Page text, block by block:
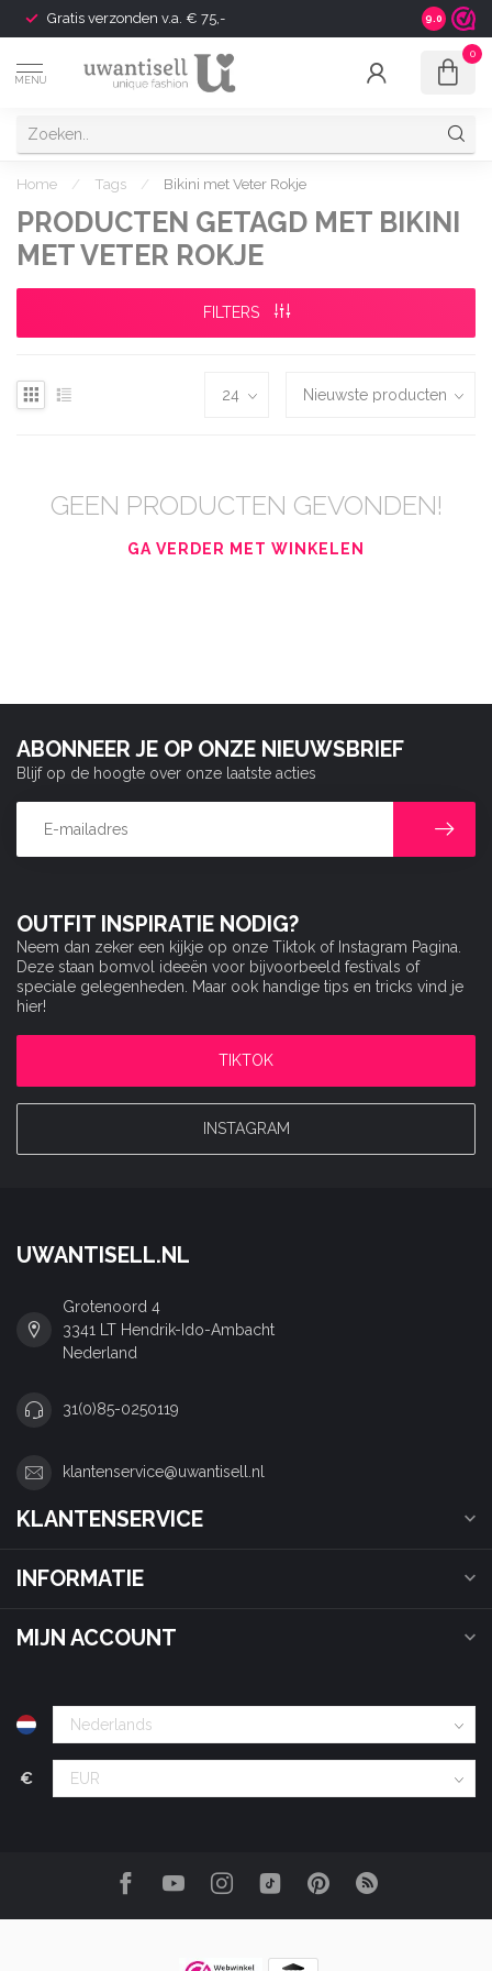
Gratis verzonden v.a. € 75,- Shipping
9.0
MENU
0
Home / Tags / Bikini met Veter Rokje
PRODUCTEN GETAGD MET BIKINI
MET VETER ROKJE
FILTERS
GEEN PRODUCTEN GEVONDEN!
GA VERDER MET WINKELEN
OUTFIT INSPIRATIE NODIG?
Neem dan zeker een kijkje op onze Tiktok of Instagram Pagina.
Deze staan bomvol ideeën voor bijvoorbeeld festivals of
speciale gelegenheden. Maar ook handige tips en tricks vind je
hier!
TIKTOK
INSTAGRAM
ABONNEER JE OP ONZE NIEUWSBRIEF
Blijf op de hoogte over onze laatste acties
UWANTISELL.NL
Grotenoord 4
3341 LT Hendrik-Ido-Ambacht
Nederland
31(0)85-0250119
klantenservice@uwantisell.nl
KLANTENSERVICE
INFORMATIE
MIJN ACCOUNT
€